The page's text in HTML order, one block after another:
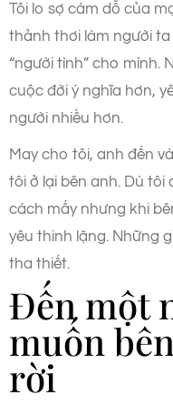
Tôi lo sợ cám dỗ của
thảnh thơi làm người ta
“người tình” cho mình.
cuộc đời ý nghĩa hơn,
người nhiều hơn.
May cho tôi, anh đến
tôi ở lại bên anh. Dù
cách mấy nhưng khi
yêu thinh lặng. Những
tha thiết.
Đến một
muốn
rời